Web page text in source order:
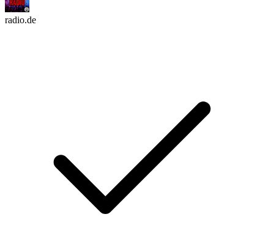
radio.de